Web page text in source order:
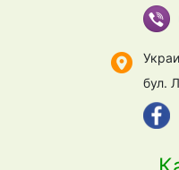
бул.